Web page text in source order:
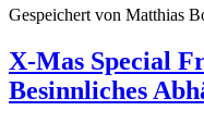
Gespeichert von Matthias
X-Mas Special
Besinnliches